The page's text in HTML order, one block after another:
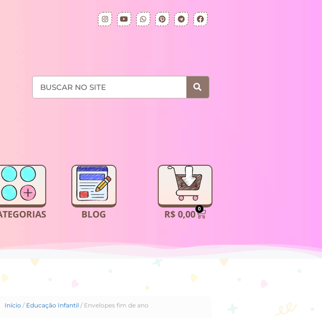
BLOG R$0,00 0
Início / Educação Infantil / Envelopes fim de ano